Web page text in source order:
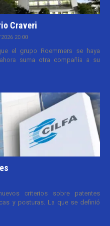
Craveri
20:00
el grupo Roemmers se haya
suma otra compañía a su
criterios sobre patentes
y posturas. La que se definió